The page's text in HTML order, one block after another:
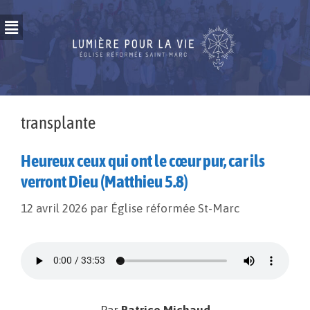
transplante
Heureux ceux qui ont le cœur pur, car ils
verront Dieu (Matthieu 5.8)
12 avril 2026 par Église réformée St-Marc